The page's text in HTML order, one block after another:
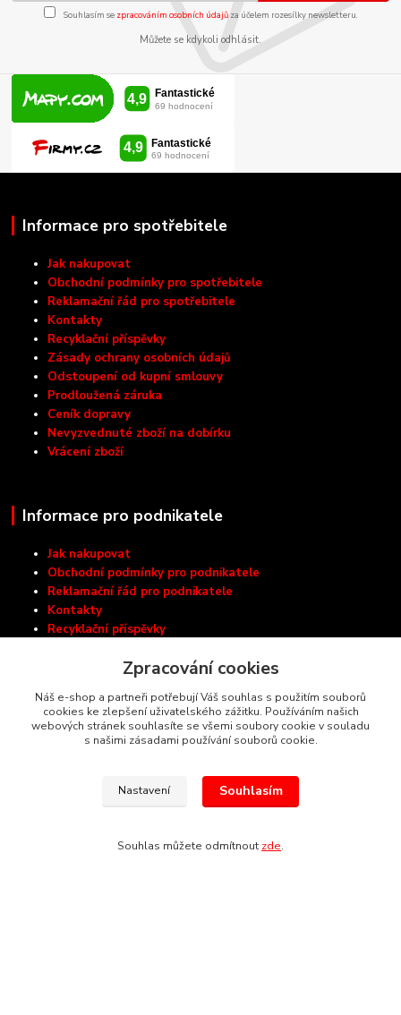
Souhlasím se zpracováním osobních údajůza účelem rozesílky newsletteru.
Můžete se kdykoli odhlásit.
Informace pro spotřebitele
Jak nakupovat
Obchodní podmínky pro spotřebitele
Reklamační řád pro spotřebitele
Kontakty
Recyklační příspěvky
Zásady ochrany osobních údajů
Odstoupení od kupní smlouvy
Prodloužená záruka
Ceník dopravy
Nevyzvednuté zboží na dobírku
Vrácení zboží
Informace pro podnikatele
Jak nakupovat
Obchodní podmínky pro podnikatele
Reklamační řád pro podnikatele
Kontakty
Recyklační příspěvky
Ceník dopravy
Autorizovaný prodejce nástrojů:
Zpracování cookies
Náš e-shop a partneři potřebují Váš souhlas s použitím souborů
cookies ke zlepšení uživatelského zážitku. Používáním našich
webových stránek souhlasíte se všemi soubory cookie v souladu
s našimi zásadami používání souborů cookie.
Nastavení Souhlasím
Souhlas můžete odmítnout zde.